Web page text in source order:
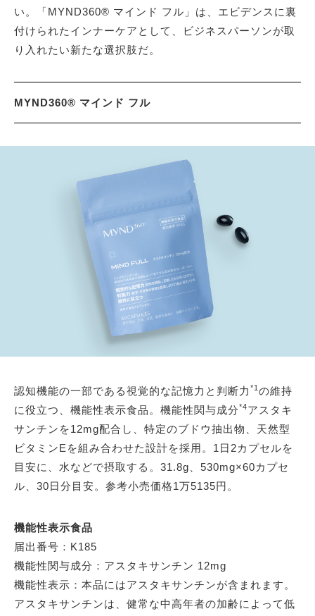
い。「MYND360® マインド フル」は、エビデンスに裏
付けられたインナーケアとして、ビジネスパーソンが取
り入れたい新たな選択肢だ。
MYND360® マインド フル
認知機能の一部である視覚的な記憶力と判断力 *1 の維持
に役立つ、機能性表示食品。機能性関与成分*4アスタキ
サンチンを12mg配合し、特定のブドウ抽出物、天然型
ビタミンEを組み合わせた設計を採用。1日2カプセルを
目安に、水などで摂取する。31.8g、530mg×60カプセ
ル、30日分目安。参考小売価格1万5135円。
機能性表示食品
届出番号：K185
機能性関与成分：アスタキサンチン 12mg
機能性表示：本品にはアスタキサンチンが含まれます。
アスタキサンチンは、健常な中高年者の加齢によって低